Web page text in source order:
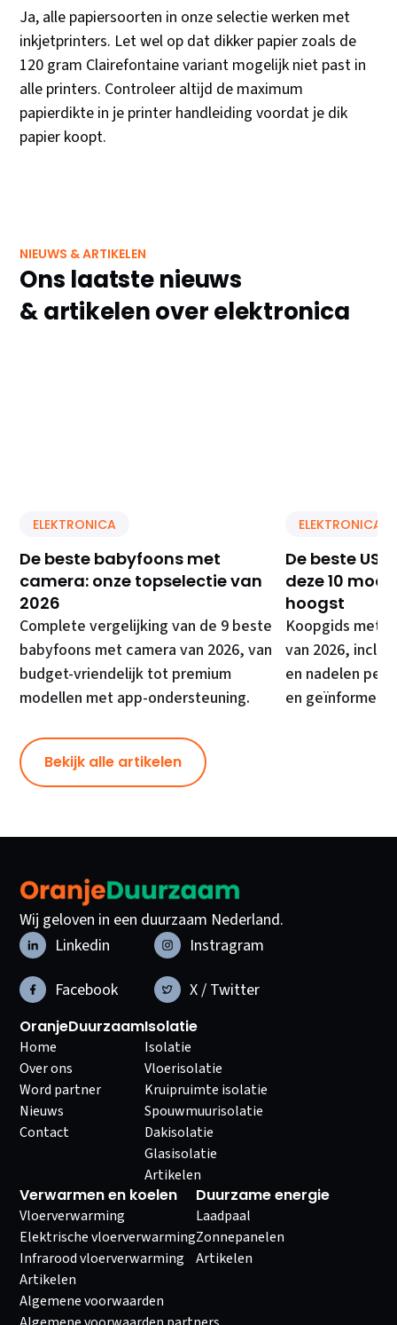
Ja, alle papiersoorten in onze selectie werken met
inkjetprinters. Let wel op dat dikker papier zoals de
120 gram Clairefontaine variant mogelijk niet past in
alle printers. Controleer altijd de maximum
papierdikte in je printer handleiding voordat je dik
papier koopt.
NIEUWS & ARTIKELEN
Ons laatste nieuws
& artikelen over elektronica
ELEKTRONICA
De beste babyfoons met
camera: onze topselectie van
2026
Complete vergelijking van de 9 beste
babyfoons met camera van 2026, van
budget-vriendelijk tot premium
modellen met app-ondersteuning.
ELEKTRONICA
De beste
deze 10
hoogst
Koopgids met
van 2026,
en nadelen per
en
Bekijk alle artikelen
Wij geloven in een duurzaam Nederland.
Linkedin
Instragram
Facebook
X / Twitter
OranjeDuurzaam
Home
Over ons
Word partner
Nieuws
Contact
Isolatie
Isolatie
Vloerisolatie
Kruipruimte isolatie
Spouwmuurisolatie
Dakisolatie
Glasisolatie
Artikelen
Verwarmen en koelen
Vloerverwarming
Elektrische vloerverwarming
Infrarood vloerverwarming
Artikelen
Duurzame energie
Laadpaal
Zonnepanelen
Artikelen
Algemene voorwaarden